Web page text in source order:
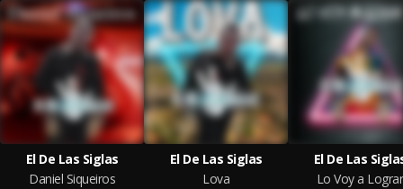
El De Las Siglas
Daniel Siqueiros
El De Las Siglas
Lova
El De Las
Lo Voy a Lograr